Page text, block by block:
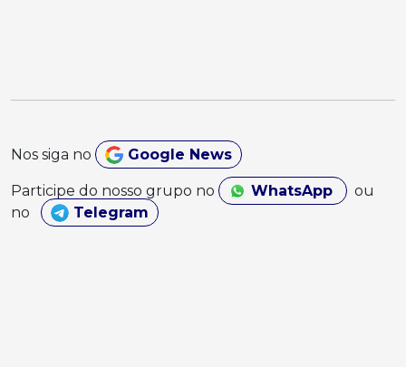
Nos siga no Google News
Participe do nosso grupo no WhatsApp
ou
no
Telegram